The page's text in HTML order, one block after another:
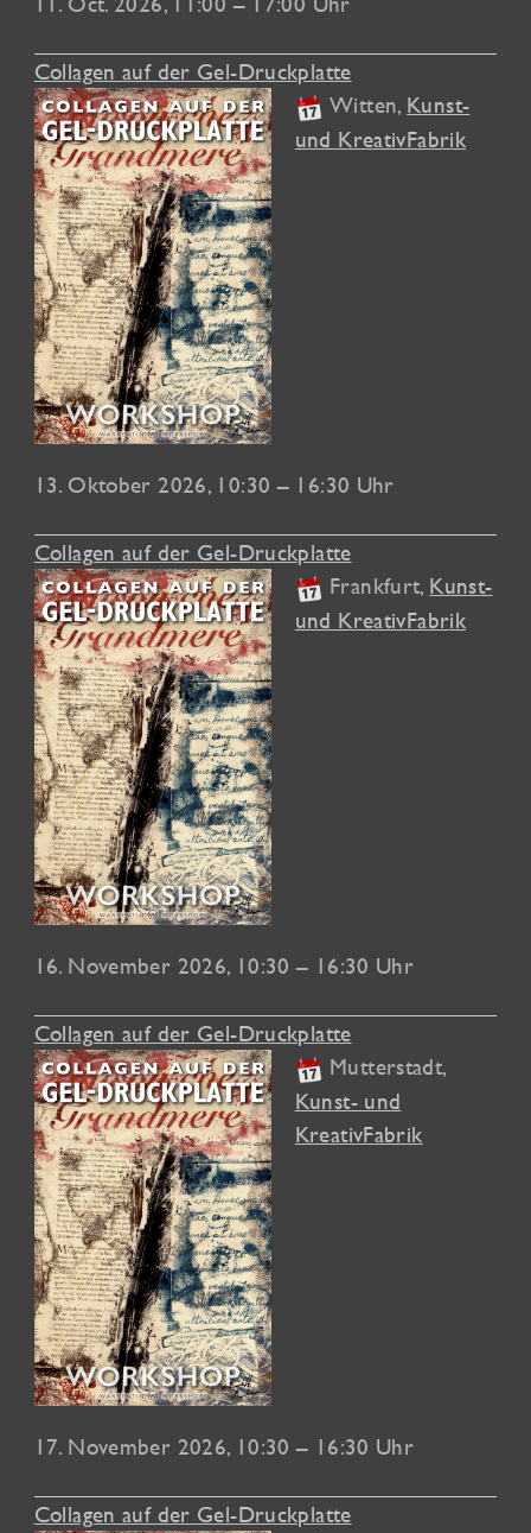
Collagen auf der Gel-Druckplatte
Witten, Kunst-
und KreativFabrik
13. Oktober 2026, 10:30 – 16:30 Uhr
Collagen auf der Gel-Druckplatte
Frankfurt, Kunst-
und KreativFabrik
16. November 2026, 10:30 – 16:30 Uhr
Collagen auf der Gel-Druckplatte
Mutterstadt,
Kunst- und
KreativFabrik
17. November 2026, 10:30 – 16:30 Uhr
Collagen auf der Gel-Druckplatte